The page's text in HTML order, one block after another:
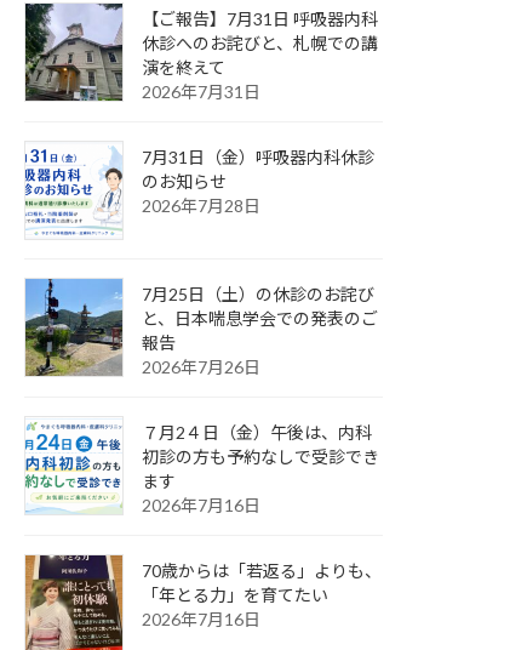
【ご報告】7月31日 呼吸器内科
休診へのお詫びと、札幌での講
演を終えて
2026年7月31日
7月31日（金）呼吸器内科休診
のお知らせ
2026年7月28日
7月25日（土）の休診のお詫び
と、日本喘息学会での発表のご
報告
2026年7月26日
７月2４日（金）午後は、内科
初診の方も予約なしで受診でき
ます
2026年7月16日
70歳からは「若返る」よりも、
「年とる力」を育てたい
2026年7月16日